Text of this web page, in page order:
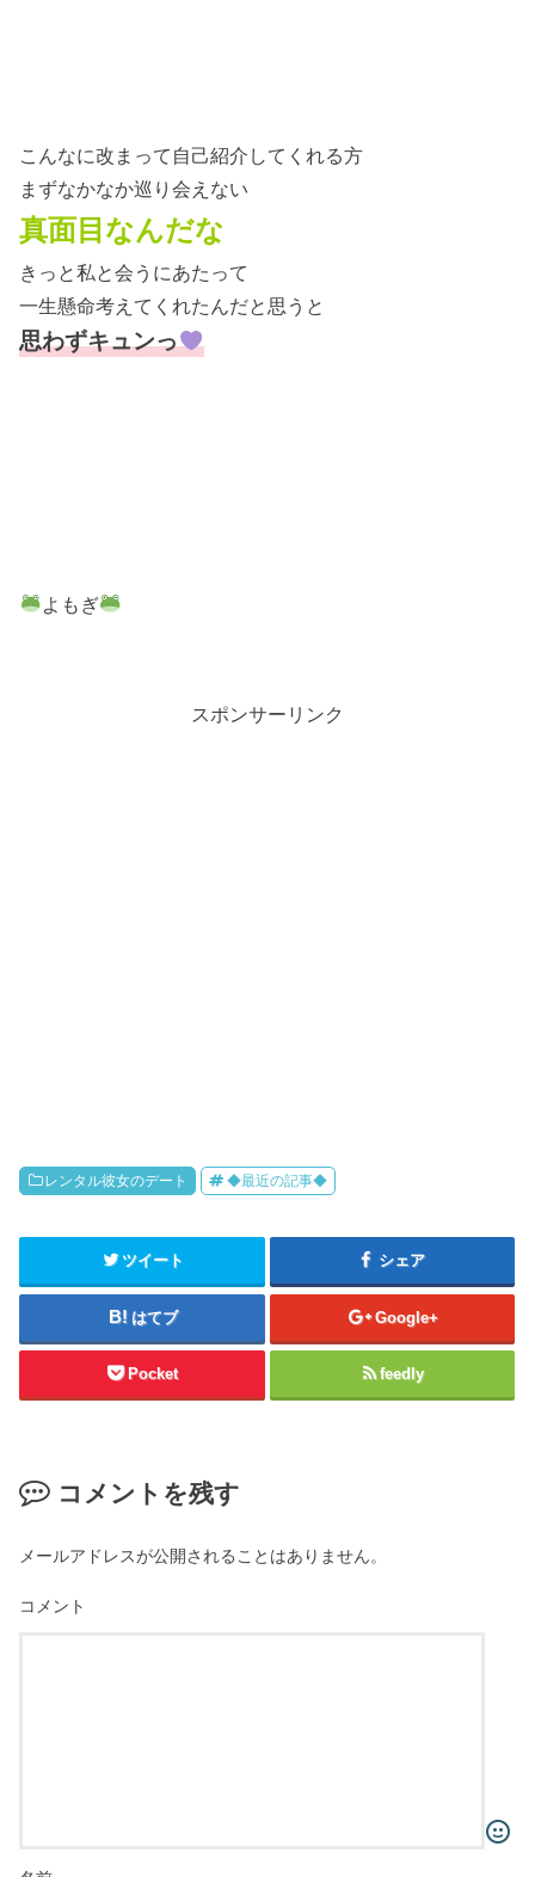
こんなに改まって自己紹介してくれる方
まずなかなか巡り会えない
真面目なんだな
きっと私と会うにあたって
一生懸命考えてくれたんだと思うと
思わずキュンっ
よもぎ
スポンサーリンク
レンタル彼女のデート ◆最近の記事◆
ツイート シェア
はてブ Google+
Pocket feedly
コメントを残す
メールアドレスが公開されることはありません。
コメント